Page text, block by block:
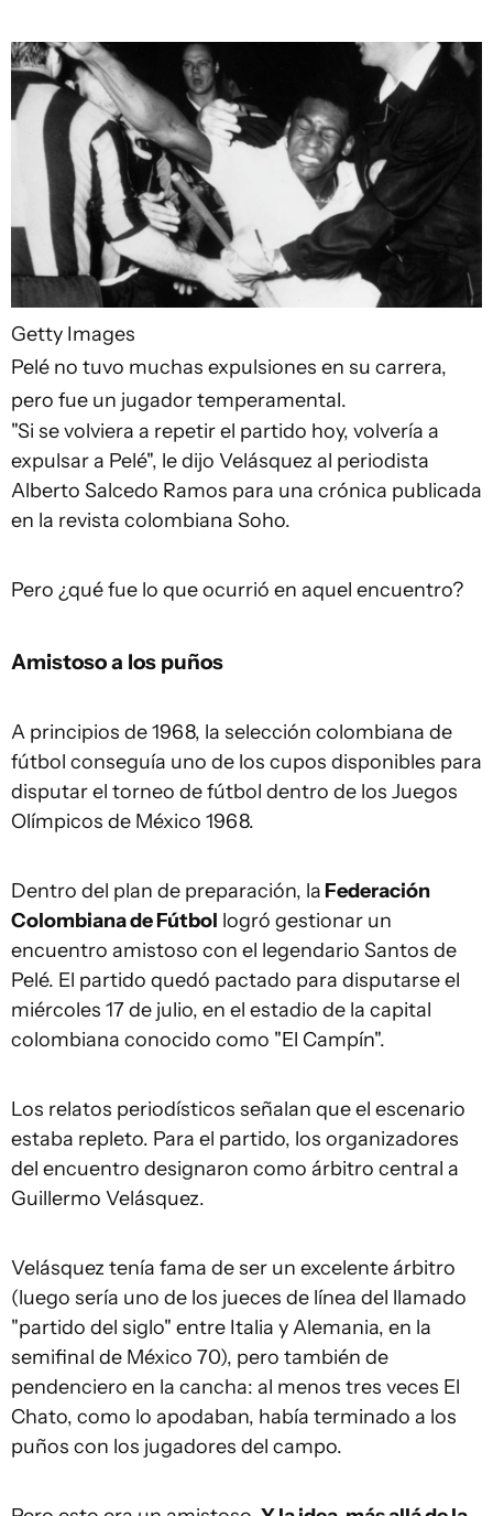
Getty Images
Pelé no tuvo muchas expulsiones en su carrera,
pero fue un jugador temperamental.
"Si se volviera a repetir el partido hoy, volvería a
expulsar a Pelé", le dijo Velásquez al periodista
Alberto Salcedo Ramos para una crónica publicada
en la revista colombiana Soho.
Pero ¿qué fue lo que ocurrió en aquel encuentro?
Amistoso a los puños
A principios de 1968, la selección colombiana de
fútbol conseguía uno de los cupos disponibles para
disputar el torneo de fútbol dentro de los Juegos
Olímpicos de México 1968.
Dentro del plan de preparación, la Federación
Colombianade Fútbol logró gestionar un
encuentro amistoso con el legendario Santos de
Pelé. El partido quedó pactado para disputarse el
miércoles 17 de julio, en el estadio de la capital
colombiana conocido como "El Campín".
Los relatos periodísticos señalan que el escenario
estaba repleto. Para el partido, los organizadores
del encuentro designaron como árbitro central a
Guillermo Velásquez.
Velásquez tenía fama de ser un excelente árbitro
(luego sería uno de los jueces de línea del llamado
"partido del siglo" entre Italia y Alemania, en la
semifinal de México 70), pero también de
pendenciero en la cancha: al menos tres veces El
Chato, como lo apodaban, había terminado a los
puños con los jugadores del campo.